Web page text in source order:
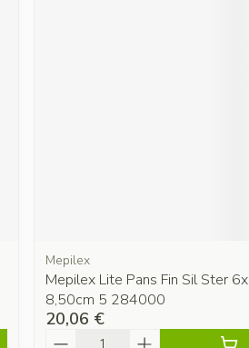
Mepilex
Mepilex Lite Pans Fin Sil Ster 6x
8,50cm 5 284000
20,06 €
Quantité